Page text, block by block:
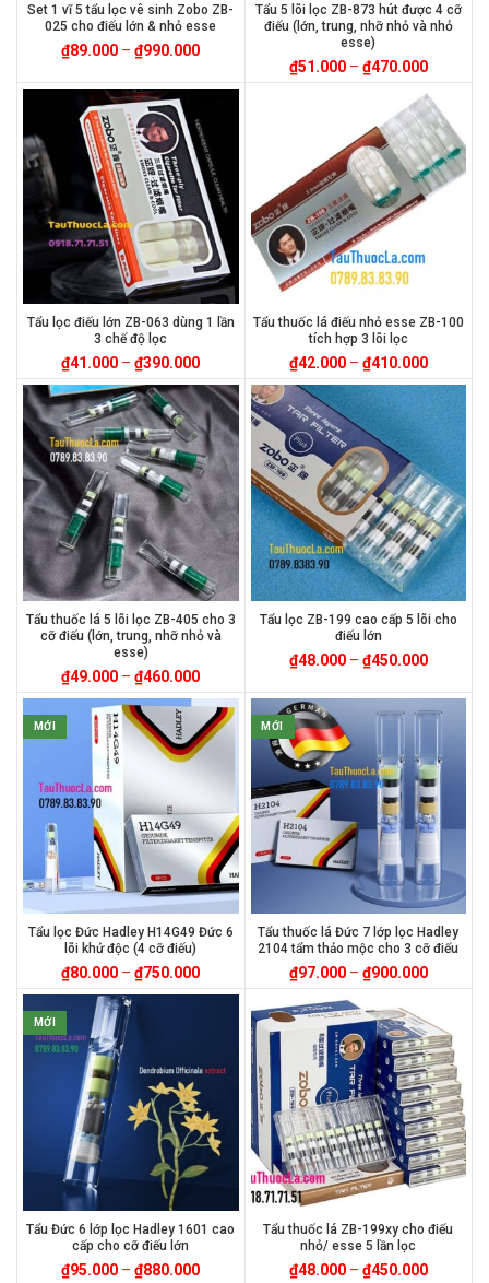
Set 1 vĩ 5 tẩu lọc vê sinh Zobo ZB-
025 cho điếu lớn & nhỏ esse
₫89.000 –₫990.000
Tẩu 5 lõi lọc ZB-873 hút được 4 cỡ
điếu (lớn, trung, nhỡ nhỏ và nhỏ
esse)
₫51.000– ₫470.000
Tẩu lọc điếu lớn ZB-063 dùng 1 lần
3 chế độ lọc
₫41.000 –₫390.000
Tẩu thuốc lá điếu nhỏ esse ZB-100
tích hợp 3 lõi lọc
₫42.000– ₫410.000
Tẩu thuốc lá 5 lõi lọc ZB-405 cho 3
cỡ điếu (lớn, trung, nhỡ nhỏ và
esse)
₫49.000 –₫460.000
Tẩu lọc ZB-199 cao cấp 5 lõi cho
điếu lớn
₫48.000– ₫450.000
MỚI
Tẩu lọc Đức Hadley H14G49 Đức 6
lõi khử độc (4 cỡ điếu)
₫80.000 –₫750.000
MỚI
Tẩu thuốc lá Đức 7 lớp lọc Hadley
2104 tẩm thảo mộc cho 3 cỡ điếu
₫97.000– ₫900.000
MỚI
Tẩu Đức 6 lớp lọc Hadley 1601 cao
cấp cho cỡ điếu lớn
₫95.000 –₫880.000
Tẩu thuốc lá ZB-199xy cho điếu
nhỏ/ esse 5 lần lọc
₫48.000– ₫450.000